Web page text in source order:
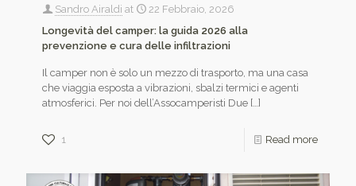
Sandro Airaldi at
22 Febbraio, 2026
Longevità del camper: la guida 2026 alla
prevenzione e cura delle infiltrazioni
Il camper non è solo un mezzo di trasporto, ma una casa
che viaggia esposta a vibrazioni, sbalzi termici e agenti
atmosferici. Per noi dell’Assocamperisti Due […]
1 Read more